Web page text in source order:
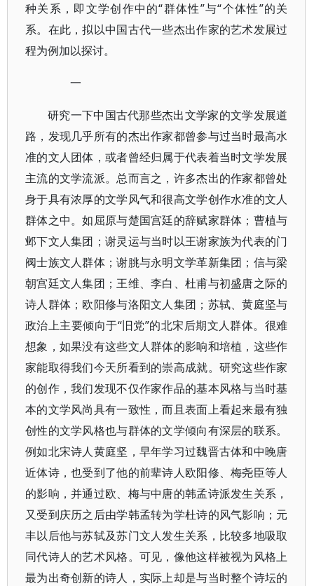
种关系，即文学创作中的“群体性”与“个体性”的关
系。在此，拟以中国古代一些杰出作家的艺术发展过
程为例加以探讨。
一
研究一下中国古代那些杰出文学家的文学发展道
路，发现几乎所有的杰出作家都曾参与过当时最高水
准的文人团体，或者曾经归属于代表着当时文学发展
主流的文学流派。总而言之，许多杰出的作家都曾处
身于具有浓厚的文学风气和很高文学创作水准的文人
群体之中。如屈原与楚国宫廷的辞赋家群体；曹植与
邺下文人集团；谢灵运与当时以王谢家族为代表的门
阀士族文人群体；谢朓与永明文学革新集团；信与梁
朝宫廷文人集团；王维、李白、杜甫与初盛唐之际的
诗人群体；欧阳修与洛阳文人集团；苏轼、黄庭坚与
政治上主要倾向于“旧党”的北宋后期文人群体。很难
想象，如果没有这些文人群体的影响和培植，这些作
家能取得我们今天所看到的崇高成就。研究这些作家
的创作，我们发现不仅作家作品的基本风格与当时基
本的文学风尚具有一致性，而且表面上看起来最有独
创性的文学风格也与群体的文学倾向有深层的联系。
例如北宋诗人黄庭坚，早年学习过魏晋古体和中晚唐
近体诗，也受到了他的前辈诗人欧阳修、梅尧臣等人
的影响，并通过欧、梅与中唐的韩孟诗派发生关系，
又受到庆历之后由学韩孟转为学杜诗的风气影响；元
丰以后他与苏轼及苏门文人发生关系，比较多地吸取
同代诗人的艺术风格。可见，像他这样被视为风格上
最为出奇创新的诗人，实际上却是与当时整个诗坛的